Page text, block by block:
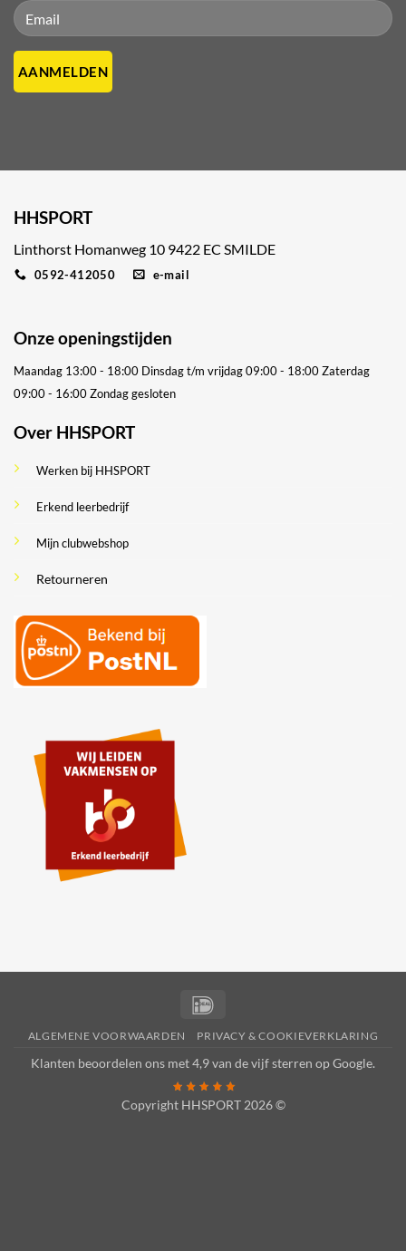
Please leave this field empty.
Please leave this field empty.
HHSPORT
Linthorst Homanweg 10 9422 EC SMILDE
0592-412050 e-mail
Onze openingstijden
Maandag 13:00 - 18:00 Dinsdag t/m vrijdag 09:00 - 18:00Zaterdag
09:00 - 16:00Zondag gesloten
Over HHSPORT
Werken bij HHSPORT
Erkend leerbedrijf
Mijn clubwebshop
Retourneren
ALGEMENE VOORWAARDEN PRIVACY & COOKIEVERKLARING
Klanten beoordelen ons met 4,9 van de vijf sterren opGoogle.
Copyright HHSPORT 2026 ©